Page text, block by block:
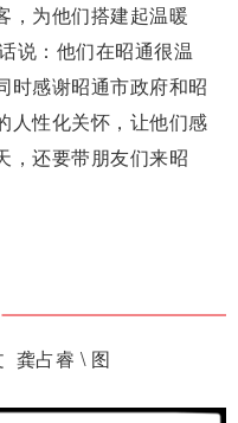
，为他们搭建起温暖
说：他们在昭通很温
时感谢昭通市政府和昭
人性化关怀，让他们感
，还要带朋友们来昭
龚占睿 \ 图